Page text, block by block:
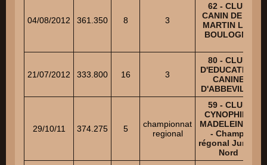
04/08/2012 361.350 8 3
62 - CLUB
CANIN DE ST
MARTIN LES
BOULOGNE
21/07/2012 333.800 16 3
80 - CLUB
D'EDUCATION
CANINE
D'ABBEVILLE
29/10/11 374.275 5
championnat
regional
59 - CLUB
CYNOPHILE
MADELEINOIS
- Champ.
régonal Junior
Nord